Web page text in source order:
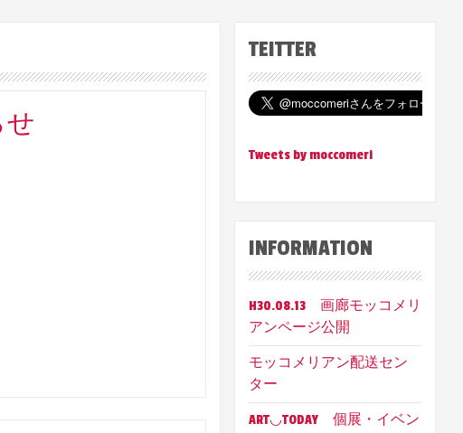
せ
TEITTER
Tweets by moccomeri
INFORMATION
H30.08.13 画廊モッコメリ
アンページ公開
モッコメリアン配送セン
ター
ART◡TODAY 個展・イベン